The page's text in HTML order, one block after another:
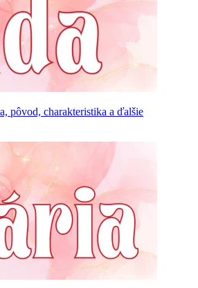
pôvod, charakteristika a ďalšie